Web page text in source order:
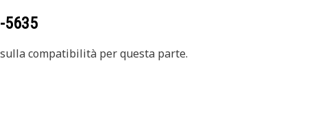
5635
compatibilità per questa parte.